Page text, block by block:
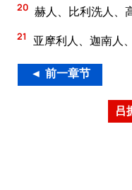
20 赫人、比利洗人、
21 亚摩利人、迦南人
◄ 前一章节
吕